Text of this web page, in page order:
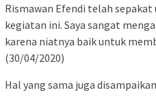
Rismawan Efendi telah
kegiatan ini. Saya sangat
karena niatnya baik untuk
(30/04/2020)
Hal yang sama juga